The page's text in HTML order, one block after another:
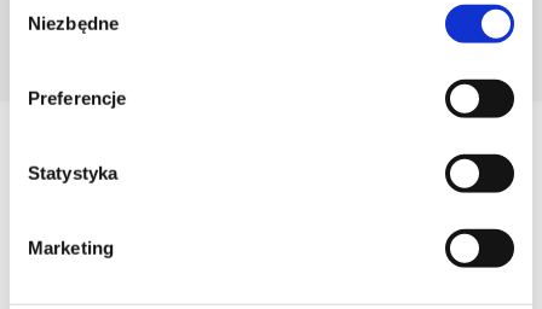
zgody
Niezbędne
Preferencje
Statystyka
Marketing
Podobne produkty